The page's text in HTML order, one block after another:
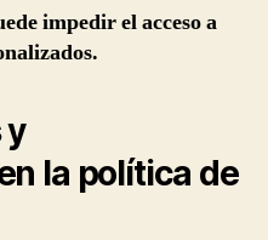
impedir el acceso a
y
la política de